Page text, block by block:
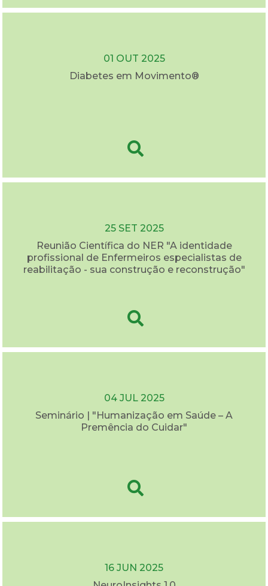
01 OUT 2025
Diabetes em Movimento®
25 SET 2025
Reunião Científica do NER "A identidade
profissional de Enfermeiros especialistas de
reabilitação - sua construção e reconstrução"
04 JUL 2025
Seminário | "Humanização em Saúde – A
Premência do Cuidar"
16 JUN 2025